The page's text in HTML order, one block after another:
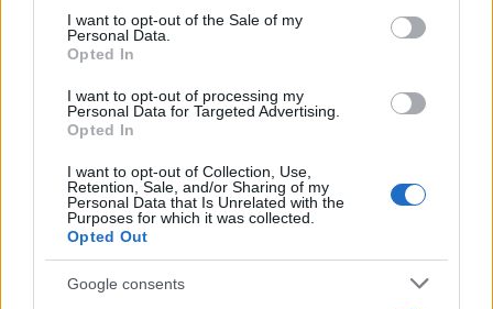
consent section.
I want to opt-out of the Sale of my
Personal Data.
Opted In
I want to opt-out of processing my
Personal Data for Targeted Advertising.
Opted In
I want to opt-out of Collection, Use,
Retention, Sale, and/or Sharing of my
Personal Data that Is Unrelated with the
Purposes for which it was collected.
Opted Out
Google consents
Sigue leyendo
CHEFS